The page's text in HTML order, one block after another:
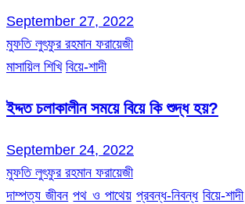
September 27, 2022
মুফতি লুৎফুর রহমান ফরায়েজী
মাসায়িল শিখি বিয়ে-শাদী
ইদ্দত চলাকালীন সময়ে বিয়ে কি শুদ্ধ হয়?
September 24, 2022
মুফতি লুৎফুর রহমান ফরায়েজী
দাম্পত্য জীবন পথ ও পাথেয় প্রবন্ধ-নিবন্ধ বিয়ে-শাদী